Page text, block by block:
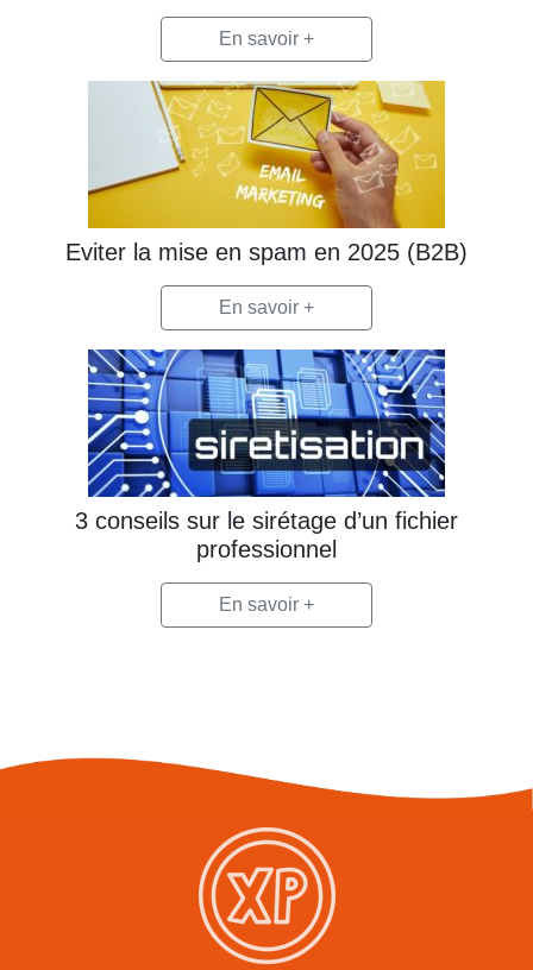
En savoir +
Eviter la mise en spam en 2025 (B2B)
En savoir +
3 conseils sur le sirétage d’un fichier
professionnel
En savoir +